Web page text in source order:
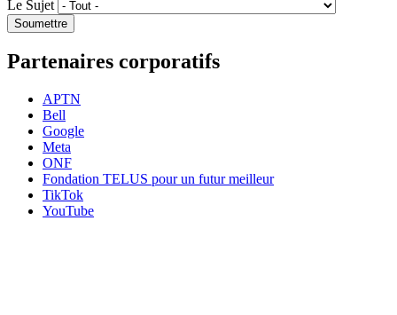
Le Sujet
Partenaires corporatifs
APTN
Bell
Google
Meta
ONF
Fondation TELUS pour un futur meilleur
TikTok
YouTube